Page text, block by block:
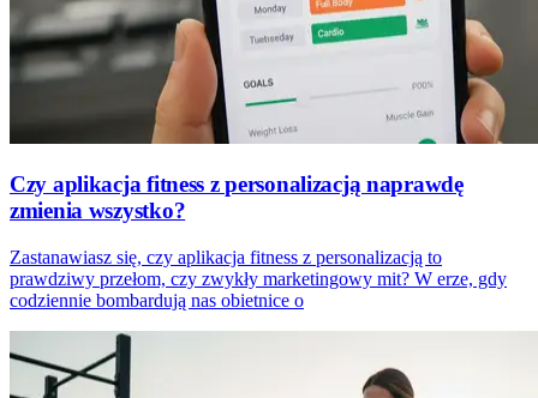
Czy aplikacja fitness z personalizacją naprawdę
zmienia wszystko?
Zastanawiasz się, czy aplikacja fitness z personalizacją to
prawdziwy przełom, czy zwykły marketingowy mit? W erze, gdy
codziennie bombardują nas obietnice o